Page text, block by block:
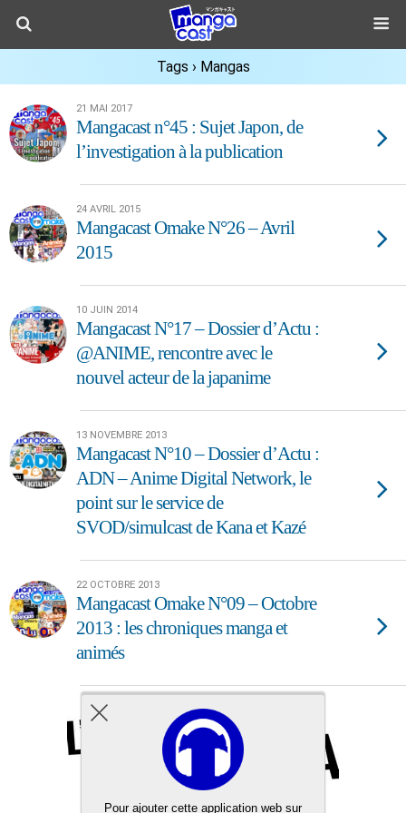
Tags › Mangas
21 MAI 2017
Mangacast n°45 : Sujet Japon, de
l’investigation à la publication
24 AVRIL 2015
Mangacast Omake N°26 – Avril
2015
10 JUIN 2014
Mangacast N°17 – Dossier d’Actu :
@ANIME, rencontre avec le
nouvel acteur de la japanime
13 NOVEMBRE 2013
Mangacast N°10 – Dossier d’Actu :
ADN – Anime Digital Network, le
point sur le service de
SVOD/simulcast de Kana et Kazé
22 OCTOBRE 2013
Mangacast Omake N°09 – Octobre
2013 : les chroniques manga et
animés